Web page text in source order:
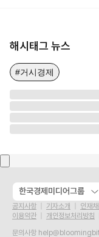
해시태그 뉴스
#거시경제
한국경제미디어그룹
공지사항 기자소개 인재
이용약관
개인정보처리방침
문의사항